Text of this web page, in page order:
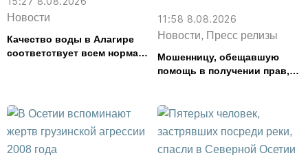
Новости
Качество воды в Алагире
соответствует всем нормам
11:58 8.08.2026
Новости, Пресс релизы
Мошенницу, обещавшую
помощь в получении прав,